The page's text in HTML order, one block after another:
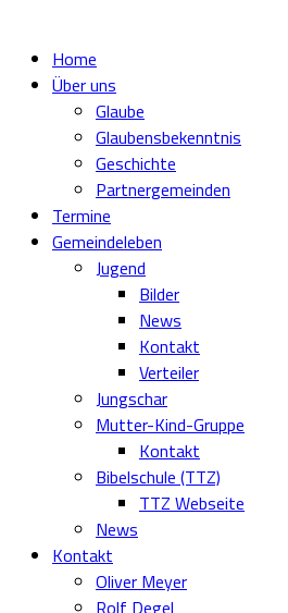
Home
Über uns
Glaube
Glaubensbekenntnis
Geschichte
Partnergemeinden
Termine
Gemeindeleben
Jugend
Bilder
News
Kontakt
Verteiler
Jungschar
Mutter-Kind-Gruppe
Kontakt
Bibelschule (TTZ)
TTZ Webseite
News
Kontakt
Oliver Meyer
Rolf Degel